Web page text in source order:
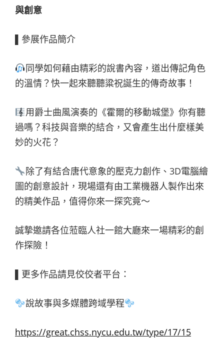
與創意
▌參展作品簡介
同學如何藉由精彩的說書內容，道出傳記角色
的溫情？快一起來聽聽粱祝誕生的傳奇故事！
用爵士曲風演奏的《霍爾的移動城堡》你有聽
過嗎？科技與音樂的結合，又會產生出什麼樣美
妙的火花？
除了有結合唐代意象的壓克力創作、3D電腦繪
圖的創意設計，現場還有由工業機器人製作出來
的精美作品，值得你來一探究竟～
誠摯邀請各位蒞臨人社一館大廳來一場精彩的創
作探險！
▌更多作品請見佼佼者平台：
說故事與多媒體跨域學程
https://great.chss.nycu.edu.tw/type/17/15